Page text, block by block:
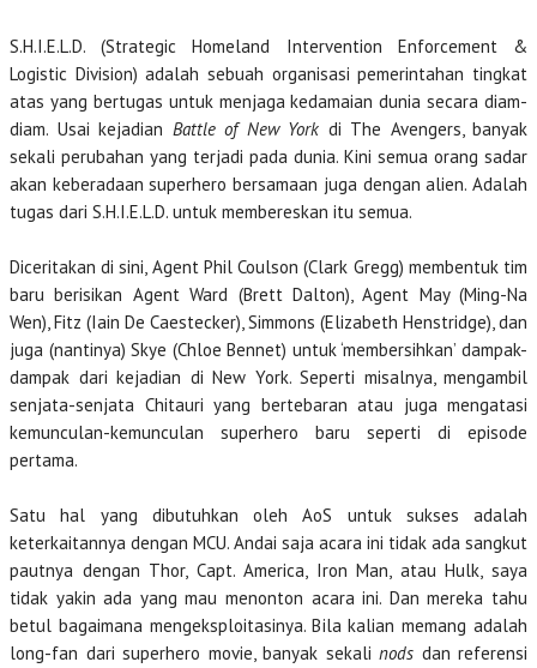
S.H.I.E.L.D. (Strategic Homeland Intervention Enforcement &
Logistic Division) adalah sebuah organisasi pemerintahan tingkat
atas yang bertugas untuk menjaga kedamaian dunia secara diam-
diam. Usai kejadian Battle of New York di The Avengers, banyak
sekali perubahan yang terjadi pada dunia. Kini semua orang sadar
akan keberadaan superhero bersamaan juga dengan alien. Adalah
tugas dari S.H.I.E.L.D. untuk membereskan itu semua.
Diceritakan di sini, Agent Phil Coulson (Clark Gregg) membentuk tim
baru berisikan Agent Ward (Brett Dalton), Agent May (Ming-Na
Wen), Fitz (Iain De Caestecker), Simmons (Elizabeth Henstridge), dan
juga (nantinya) Skye (Chloe Bennet) untuk ‘membersihkan’ dampak-
dampak dari kejadian di New York. Seperti misalnya, mengambil
senjata-senjata Chitauri yang bertebaran atau juga mengatasi
kemunculan-kemunculan superhero baru seperti di episode
pertama.
Satu hal yang dibutuhkan oleh AoS untuk sukses adalah
keterkaitannya dengan MCU. Andai saja acara ini tidak ada sangkut
pautnya dengan Thor, Capt. America, Iron Man, atau Hulk, saya
tidak yakin ada yang mau menonton acara ini. Dan mereka tahu
betul bagaimana mengeksploitasinya. Bila kalian memang adalah
long-fan dari superhero movie, banyak sekali nods dan referensi